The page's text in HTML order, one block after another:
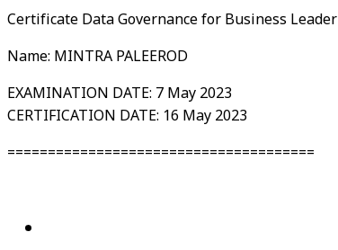
Certificate Data Governance for Business Leader
Name: MINTRA PALEEROD
EXAMINATION DATE: 7 May 2023
CERTIFICATION DATE: 16 May 2023
======================================